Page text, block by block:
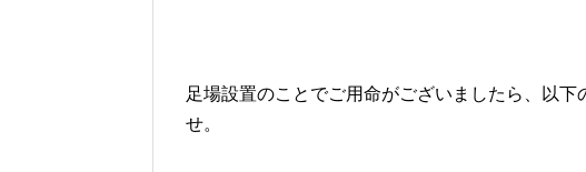
足場設置のことでご用命がございましたら、以
せ。